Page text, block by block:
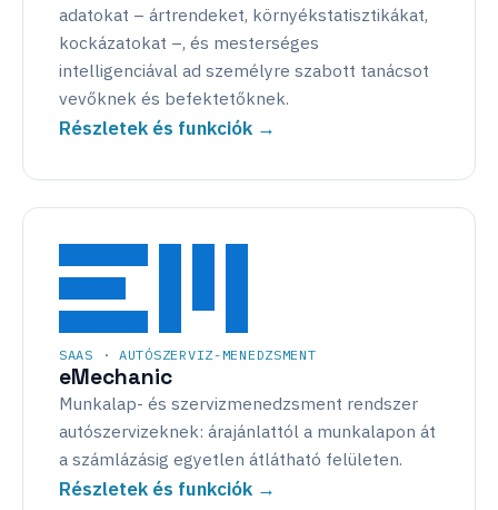
adatokat – ártrendeket, környékstatisztikákat,
kockázatokat –, és mesterséges
intelligenciával ad személyre szabott tanácsot
vevőknek és befektetőknek.
Részletek és funkciók →
SAAS · AUTÓSZERVIZ-MENEDZSMENT
eMechanic
Munkalap- és szervizmenedzsment rendszer
autószervizeknek: árajánlattól a munkalapon át
a számlázásig egyetlen átlátható felületen.
Részletek és funkciók →